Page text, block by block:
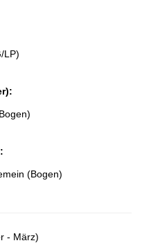
LP)
:
(Bogen)
- März)